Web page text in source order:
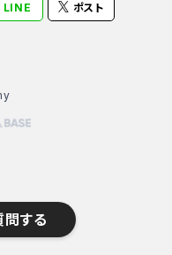
LINE ポスト
問する